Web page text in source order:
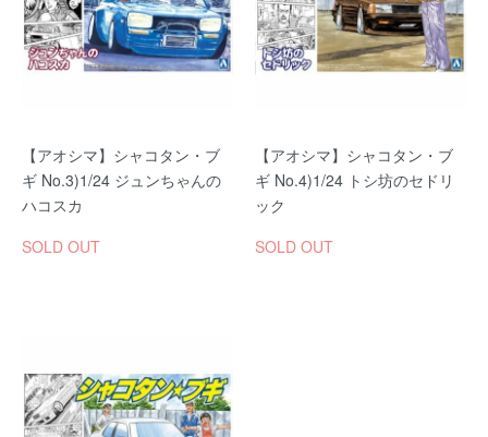
【アオシマ】シャコタン・ブ
ギ No.3)1/24 ジュンちゃんの
ハコスカ
SOLD OUT
【アオシマ】シャコタン・ブ
ギ No.4)1/24 トシ坊のセドリ
ック
SOLD OUT